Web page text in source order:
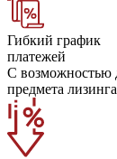
Гибкий график
платежей
С возможностью
предмета лизинга